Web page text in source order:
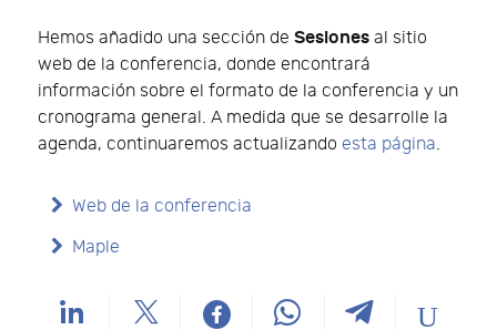
Hemos añadido una sección de Sesiones al sitio
web de la conferencia, donde encontrará
información sobre el formato de la conferencia y un
cronograma general. A medida que se desarrolle la
agenda, continuaremos actualizando esta página.
Web de la conferencia
Maple